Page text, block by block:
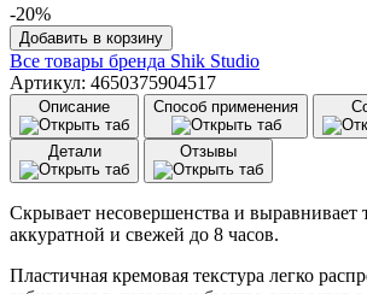
1
550 ₽.
240 ₽.
-20%
Количество
товара
Консилер
для
лица
Shik
Perfect
Concealer
(5
мл)
Добавить в корзину
Все товары бренда Shik Studio
Артикул: 4650375904517
Описание Способ применения
Детали Отзывы
Скрывает несовершенства и выравнивает
аккуратной и свежей до 8 часов.
Пластичная кремовая текстура легко